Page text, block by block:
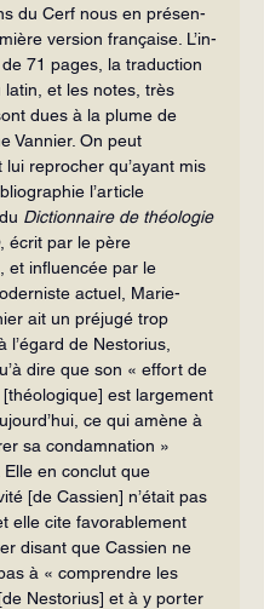
du Cerf nous en présen­
version française. L’in­
71 pages, la traduction
et les notes, très
dues à la plume de
Vannier. On peut
lui re­procher qu’ayant mis
l’article
Dictionnaire de théologie
, écrit par le père
, et influencée par le
actuel, Marie-
ait un préjugé trop
l’égard de Nestorius,
dire que son « effort de
est largement
ce qui amène à
sa condamnation »
Elle en conclut que
[de Cassien] n’était pas
elle cite favorablement
disant que Cassien ne
à « comprendre les
Nestorius] et à y porter